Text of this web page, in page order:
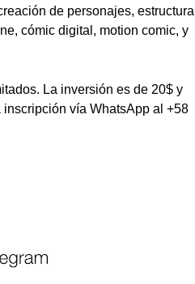
de personajes, estructura
cómic digital, motion comic, y
. La inversión es de 20$ y
vía WhatsApp al +58